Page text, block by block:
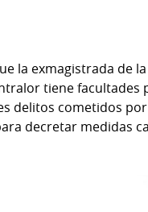
la exmagistrada de
tiene facultades
delitos cometidos
decretar medidas